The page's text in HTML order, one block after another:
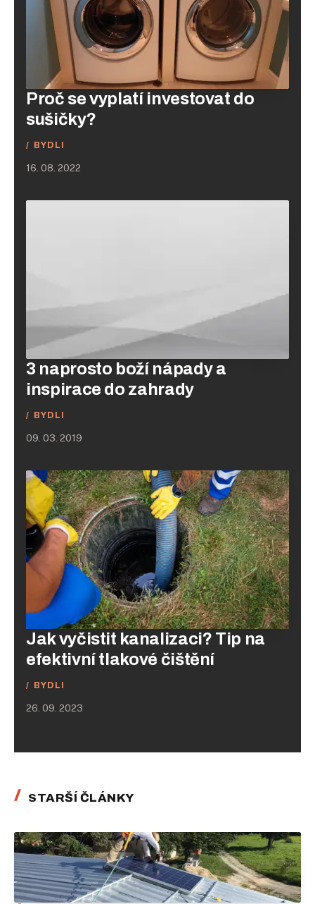
Proč se vyplatí investovat do
sušičky?
BYDLI
16. 08. 2022
3 naprosto boží nápady a
inspirace do zahrady
BYDLI
09. 03. 2019
Jak vyčistit kanalizaci? Tip na
efektivní tlakové čištění
BYDLI
26. 09. 2023
STARŠÍ ČLÁNKY